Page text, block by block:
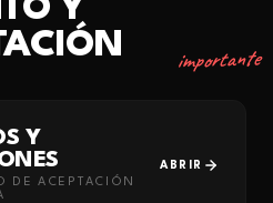
Y
importante
Y
DE ACEPTACIÓN
ABRIR